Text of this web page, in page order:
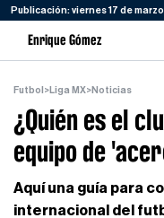
Publicación: viernes 17 de
Enrique Gómez
Futbol >Liga MX>Noticias
¿Quién es el
equipo de
Aquí una guía para
internacional del